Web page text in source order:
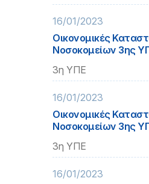
16/01/2023
Οικονομικές
Νοσοκομείων 3ης
3η ΥΠΕ
16/01/2023
Οικονομικές
Νοσοκομείων 3ης
3η ΥΠΕ
16/01/2023